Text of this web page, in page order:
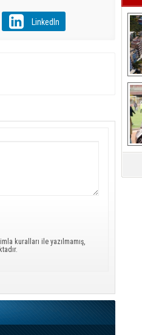
LinkedIn
kuralları ile yazılmamış,